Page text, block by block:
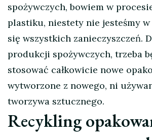
spożywczych, bowiem w
plastiku, niestety nie jesteśmy
się wszystkich zanieczyszczeń.
produkcji spożywczych, trzeba
stosować całkowicie nowe
wytworzone z nowego, ni
tworzywa sztucznego.
Recykling